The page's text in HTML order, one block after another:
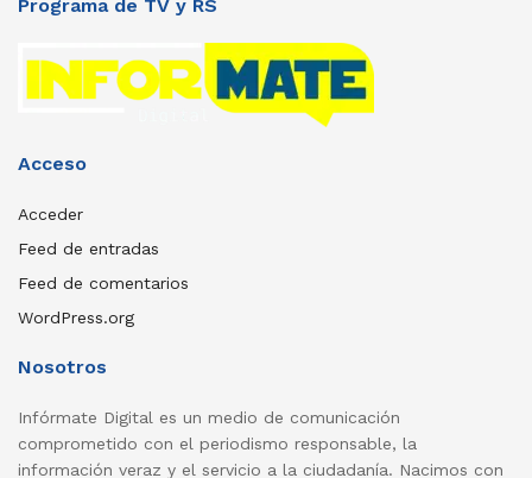
Programa de TV y RS
Acceso
Acceder
Feed de entradas
Feed de comentarios
WordPress.org
Nosotros
Infórmate Digital es un medio de comunicación
comprometido con el periodismo responsable, la
información veraz y el servicio a la ciudadanía. Nacimos con